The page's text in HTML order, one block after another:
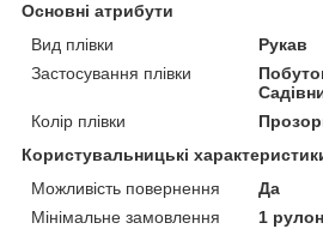
Основні атрибути
Вид плівки
Рукав
Застосування плівки
Колір плівки
Користувальницькі
Можливість повернення
Да
Мінімальне замовлення
1 рулон